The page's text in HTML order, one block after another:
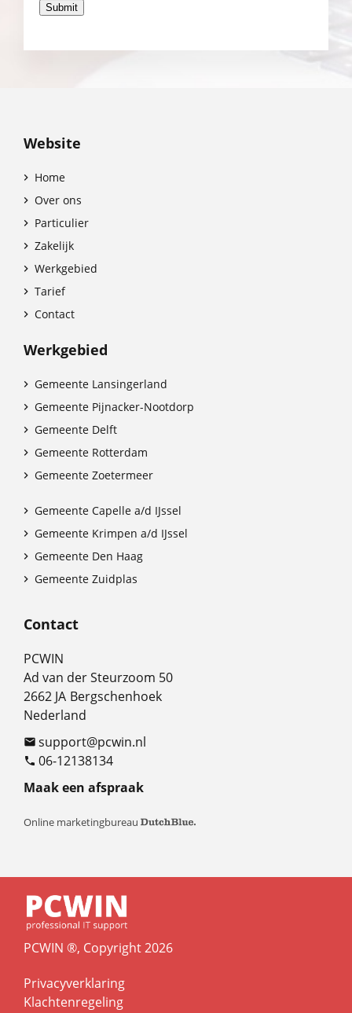
Submit
Website
 Home
 Over ons
 Particulier
 Zakelijk
 Werkgebied
 Tarief
 Contact
Werkgebied
 Gemeente Lansingerland
 Gemeente Pijnacker-Nootdorp
 Gemeente Delft
 Gemeente Rotterdam
 Gemeente Zoetermeer
 Gemeente Capelle a/d IJssel
 Gemeente Krimpen a/d IJssel
 Gemeente Den Haag
 Gemeente Zuidplas
Contact
PCWIN
Ad van der Steurzoom 50
2662 JA Bergschenhoek
Nederland
 support@pcwin.nl
 06-12138134
Maak een afspraak
Online marketingbureau
PCWIN ®, Copyright 2026
Privacyverklaring
Klachtenregeling